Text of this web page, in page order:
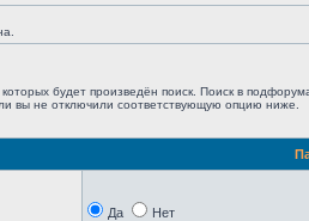
будет произведён поиск. Поиск в
вы не отключили соответствующую опцию ниже.
Да Нет